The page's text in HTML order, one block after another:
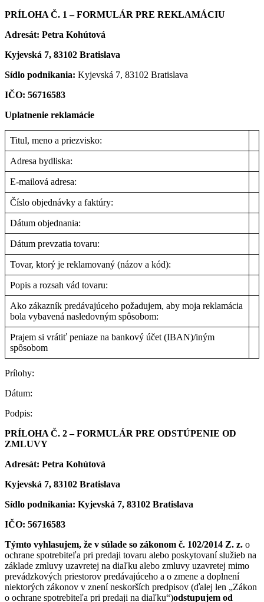
PRÍLOHA Č. 1 – FORMULÁR PRE REKLAMÁCIU
Adresát: Petra Kohútová
Kyjevská 7, 83102 Bratislava
Sídlo podnikania: Kyjevská 7, 83102 Bratislava
IČO: 56716583
Uplatnenie reklamácie
Titul, meno a priezvisko:
Adresa bydliska:
E-mailová adresa:
Číslo objednávky a faktúry:
Dátum objednania:
Dátum prevzatia tovaru:
Tovar, ktorý je reklamovaný (názov a kód):
Popis a rozsah vád tovaru:
Ako zákazník predávajúceho požadujem, aby moja reklamácia
bola vybavená nasledovným spôsobom:
Prajem si vrátiť peniaze na bankový účet (IBAN)/iným
spôsobom
Prílohy:
Dátum:
Podpis:
PRÍLOHA Č. 2 – FORMULÁR PRE ODSTÚPENIE OD
ZMLUVY
Adresát: Petra Kohútová
Kyjevská 7, 83102 Bratislava
Sídlo podnikania: Kyjevská 7, 83102 Bratislava
IČO: 56716583
Týmto vyhlasujem, že v súlade so zákonom č. 102/2014 Z. z. o
ochrane spotrebiteľa pri predaji tovaru alebo poskytovaní služieb na
základe zmluvy uzavretej na diaľku alebo zmluvy uzavretej mimo
prevádzkových priestorov predávajúceho a o zmene a doplnení
niektorých zákonov v znení neskorších predpisov (ďalej len „Zákon
o ochrane spotrebiteľa pri predaji na diaľku“)odstupujem od